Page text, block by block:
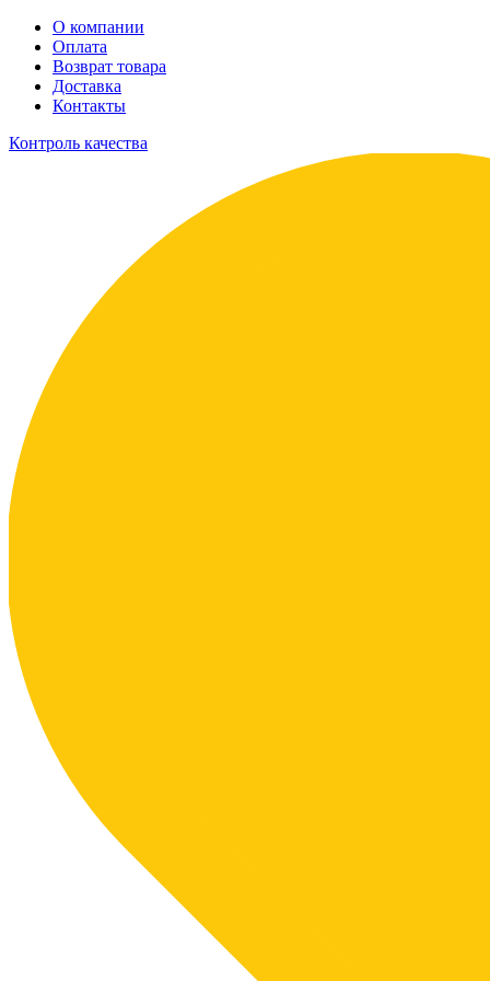
О компании
Оплата
Возврат товара
Доставка
Контакты
Контроль качества